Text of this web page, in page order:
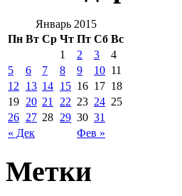
Январь 2015
Пн Вт Ср Чт Пт Сб Вс
« Дек Фев »
1 2 3
4
5
6 7 8 9 10 11
12
13 14 15 16 17 18
19 20 21 22 23 24 25
26 27 28 29 30 31
Метки